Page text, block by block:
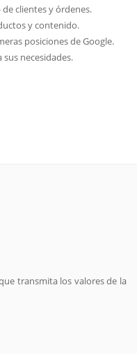
clientes y órdenes.
y contenido.
posiciones de Google.
necesidades.
transmita los valores de la